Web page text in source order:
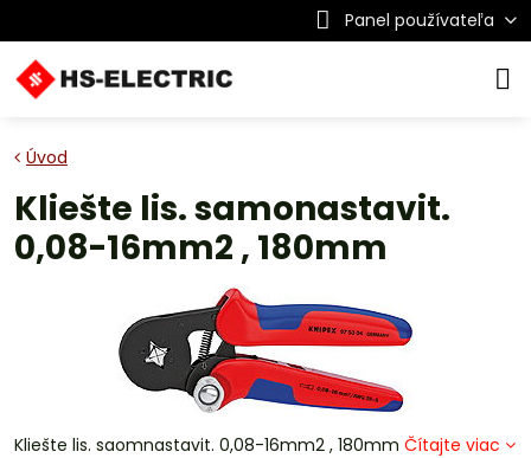
Panel používateľa
Úvod
Kliešte lis. samonastavit.
0,08-16mm2 , 180mm
Kliešte lis. saomnastavit. 0,08-16mm2 , 180mm Čítajte viac